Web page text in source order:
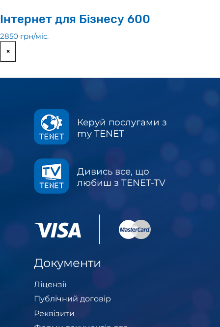
Інтернет для Бізнесу 600
2850 грн/мiс.
×
Керуй послугами з
my TENET
Дивись все, що
любиш з TENET-TV
Документи
Ліцензії
Публічний договір
Реквізити